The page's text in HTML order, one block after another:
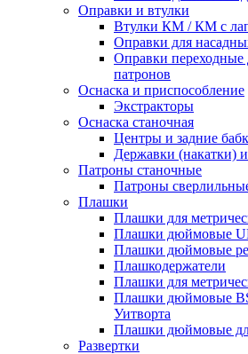
Оправки и втулки
Втулки КМ / КМ с
Оправки для
Оправки переходные
патронов
Оснаска и приспособление
Экстракторы
Оснаска станочная
Центры и задние
Державки (накатки)
Патроны станочные
Патроны
Плашки
Плашки для
Плашки дюймовые
Плашки дюймовые
Плашкодержатели
Плашки для
Плашки дюймовые
Уитворта
Плашки дюймовые
Развертки